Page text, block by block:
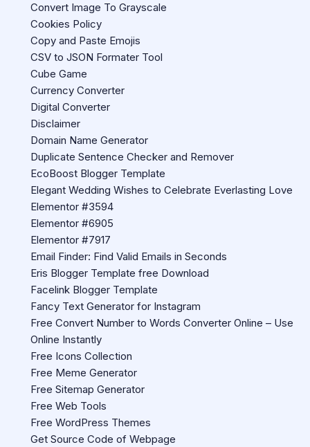
Convert Image To Grayscale
Cookies Policy
Copy and Paste Emojis
CSV to JSON Formater Tool
Cube Game
Currency Converter
Digital Converter
Disclaimer
Domain Name Generator
Duplicate Sentence Checker and Remover
EcoBoost Blogger Template
Elegant Wedding Wishes to Celebrate Everlasting Love
Elementor #3594
Elementor #6905
Elementor #7917
Email Finder: Find Valid Emails in Seconds
Eris Blogger Template free Download
Facelink Blogger Template
Fancy Text Generator for Instagram
Free Convert Number to Words Converter Online – Use
Online Instantly
Free Icons Collection
Free Meme Generator
Free Sitemap Generator
Free Web Tools
Free WordPress Themes
Get Source Code of Webpage